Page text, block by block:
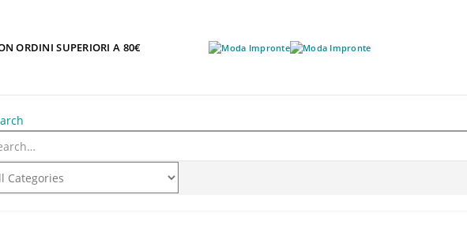
ORDINI SUPERIORI A 80€